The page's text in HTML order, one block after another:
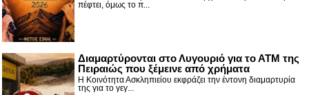
πέφτει, όμως το π...
Διαμαρτύρονται στο Λυγουριό για το ΑΤΜ της
Πειραιώς που ξέμεινε από χρήματα
Η Κοινότητα Ασκληπιείου εκφράζει την έντονη διαμαρτυρία
της για το γεγ...